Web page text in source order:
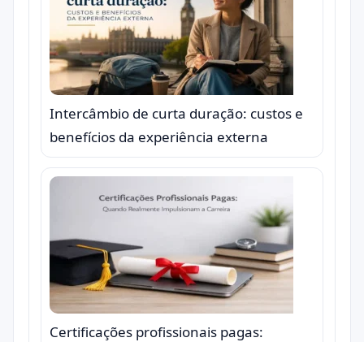
Intercâmbio de curta duração: custos e
benefícios da experiência externa
Certificações profissionais pagas: